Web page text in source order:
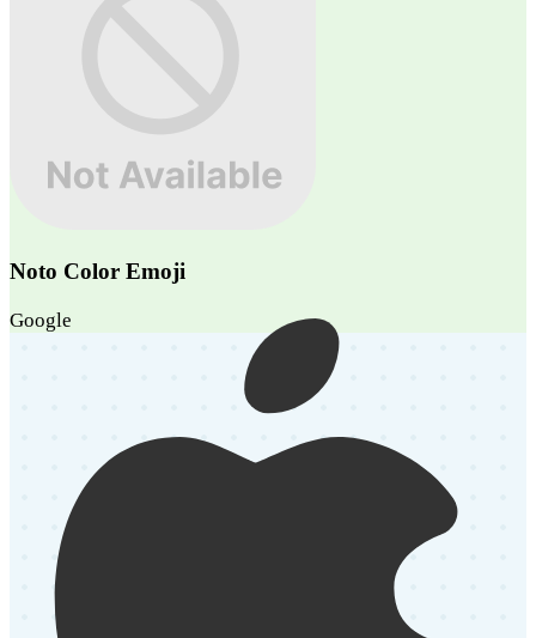
Noto Color Emoji
Google